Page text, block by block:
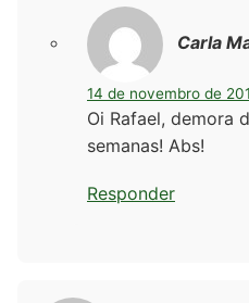
Carla
14 de novembro de
Oi Rafael, demora
semanas! Abs!
Responder